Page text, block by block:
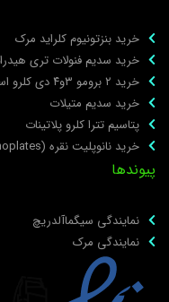
خرید بنزتونیوم کلراید مرک
خرید سدیم فنولات تری هیدرات
خرید ۲ برومو ۳و۴ دی‌ کلرو استوفنون
خرید سدیم متیلات
پتاسیم تترا کلرو پلاتینات
خرید نانوپلیت نقره (Silver Nanoplates)
نمایندگی سیگماآلدریچ
نمایندگی مرک